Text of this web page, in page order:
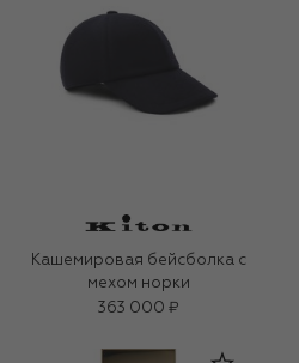
Кашемировая бейсболка с
мехом норки
363 000 ₽